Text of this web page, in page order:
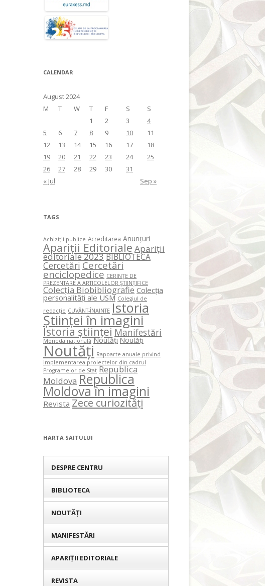
CALENDAR
August 2024
M
T W T F S S
« Jul Sep »
1 2 3
4
5
6 7 8 9 10
11
12
13 14 15 16 17
18
19
20 21 22 23 24
25
26
27 28 29 30 31
TAGS
Achiziții publice Acreditarea Anunțuri
Apariții Editoriale Apariții
editoriale 2023BIBLIOTECA
Cercetări Cercetări
enciclopedice CERINŢE DE
PREZENTARE A ARTICOLELOR ŞTIINŢIFICE
Colecția Biobibliografie Colecția
personalități ale USM Colegiul de
redacție CUVÂNT-ÎNAINTE Istoria
Științei în imagini
Istoria științei Manifestări
Moneda națională Noutăți Noutăți
Noutăți Rapoarte anuale privind
implementarea proiectelor din cadrul
Programelor de Stat Republica
Moldova Republica
Moldova în imagini
Revista Zece curiozități
HARTA SAITULUI
DESPRE CENTRU
BIBLIOTECA
NOUTĂȚI
MANIFESTĂRI
APARIȚII EDITORIALE
REVISTA